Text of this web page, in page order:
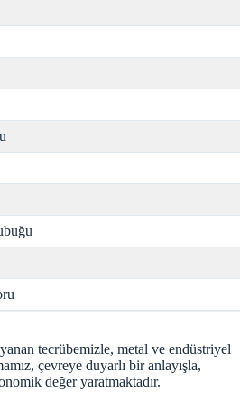
tecrübemizle, metal ve endüstriyel
çevreye duyarlı bir anlayışla,
değer yaratmaktadır.